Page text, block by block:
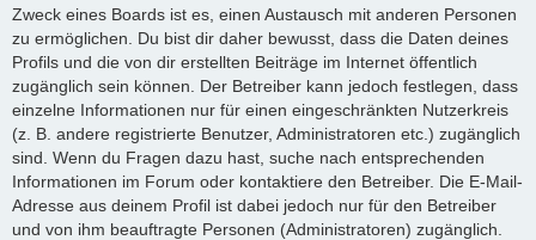
Zweck eines Boards ist es, einen Austausch mit anderen Personen
zu ermöglichen. Du bist dir daher bewusst, dass die Daten deines
Profils und die von dir erstellten Beiträge im Internet öffentlich
zugänglich sein können. Der Betreiber kann jedoch festlegen, dass
einzelne Informationen nur für einen eingeschränkten Nutzerkreis
(z. B. andere registrierte Benutzer, Administratoren etc.) zugänglich
sind. Wenn du Fragen dazu hast, suche nach entsprechenden
Informationen im Forum oder kontaktiere den Betreiber. Die E-Mail-
Adresse aus deinem Profil ist dabei jedoch nur für den Betreiber
und von ihm beauftragte Personen (Administratoren) zugänglich.